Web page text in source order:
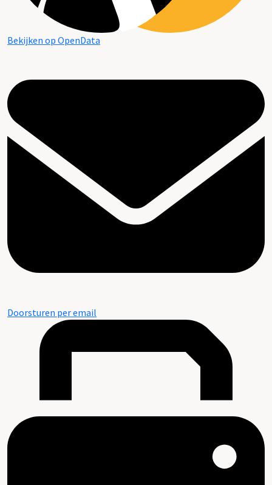
Bekijken op OpenData
Doorsturen per email